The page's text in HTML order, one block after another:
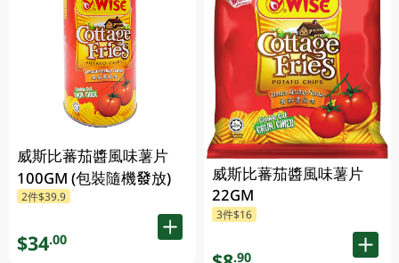
威斯比蕃茄醬風味薯片
100GM (包裝隨機發放)
2件$39.9
$34.00
威斯比蕃茄醬風味薯片
22GM
3件$16
.90